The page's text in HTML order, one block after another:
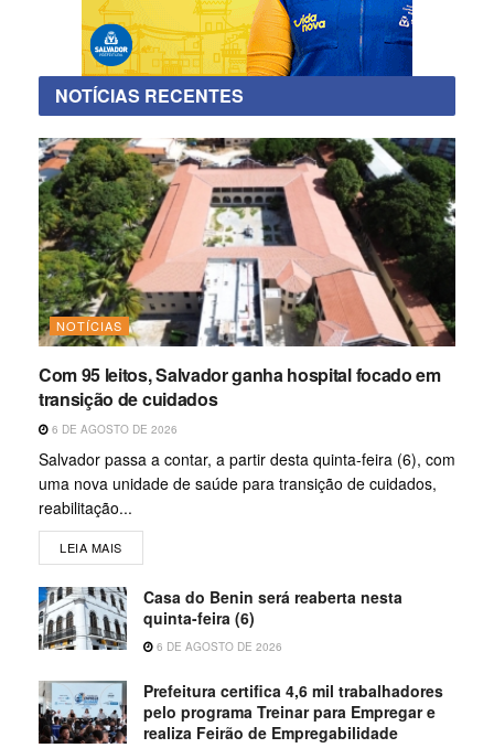
NOTÍCIAS RECENTES
NOTÍCIAS
Com 95 leitos, Salvador ganha hospital focado em
transição de cuidados
6 DE AGOSTO DE 2026
Salvador passa a contar, a partir desta quinta-feira (6), com
uma nova unidade de saúde para transição de cuidados,
reabilitação...
LEIA MAIS
Casa do Benin será reaberta nesta
quinta-feira (6)
6 DE AGOSTO DE 2026
Prefeitura certifica 4,6 mil trabalhadores
pelo programa Treinar para Empregar e
realiza Feirão de Empregabilidade